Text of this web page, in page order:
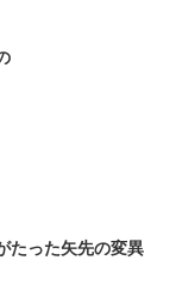
たった矢先の変異